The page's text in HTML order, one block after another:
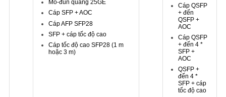
Mô-đun quang 25GE
Cáp SFP + AOC
Cáp AFP SFP28
SFP + cáp tốc độ cao
Cáp tốc độ cao SFP28 (1 m
hoặc 3 m)
Cáp QSFP
+ đến
QSFP +
AOC
Cáp QSFP
+ đến 4 *
SFP +
AOC
QSFP +
đến 4 *
SFP + cáp
tốc độ cao